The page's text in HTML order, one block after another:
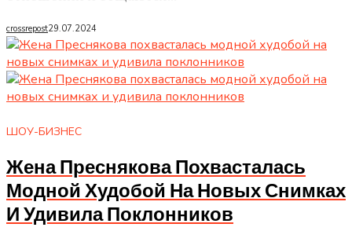
crossrepost29.07.2024
ШОУ-БИЗНЕС
Жена Преснякова Похвасталась
Модной Худобой На Новых Снимках
И Удивила Поклонников